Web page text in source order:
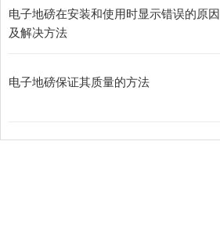
电子地磅在安装和使用时显示错误的原因
及解决方法
电子地磅保证其质量的方法